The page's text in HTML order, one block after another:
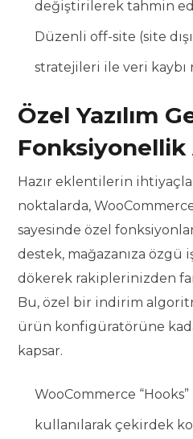
değiştirilerek tahmin
Düzenli off-site (site
stratejileri ile veri kaybı
Özel Yazılım
Fonksiyonellik
Hazır eklentilerin
noktalarda,
sayesinde özel
destek, mağazanıza özgü
dökerek rakiplerinizden
Bu, özel bir indirim
ürün konfigüratörüne
kapsar.
WooCommerce
kullanılarak çekirdek